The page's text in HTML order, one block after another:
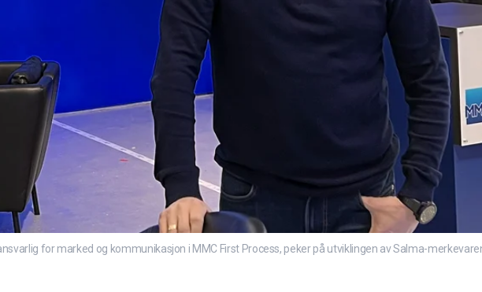
for marked og kommunikasjon i MMC First Process, peker på utviklingen av Salma-